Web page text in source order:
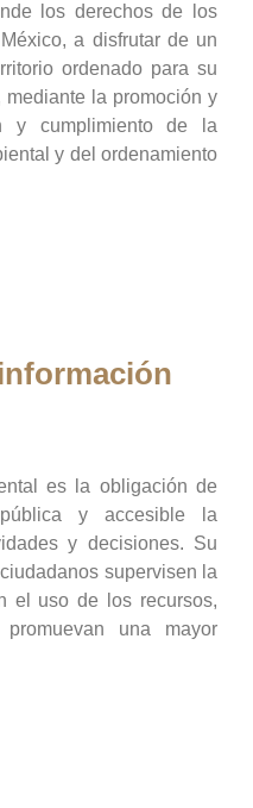
los derechos de los
a disfrutar de un
ordenado para su
la promoción y
y cumplimiento de la
y del ordenamiento
es la obligación de
y accesible la
y decisiones. Su
supervisen la
el uso de los recursos,
una mayor